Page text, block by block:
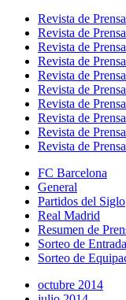
Revista de
Revista de
Revista de
Revista de
Revista de
Revista de
Revista de
Revista de
Revista de
Revista de
FC Barcelona
General
Partidos del Siglo
Real Madrid
Resumen de
Sorteo de
Sorteo de
octubre 2014